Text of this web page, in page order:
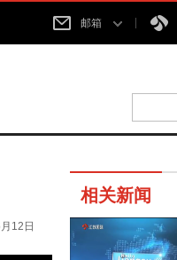
邮箱
12日
相关新闻